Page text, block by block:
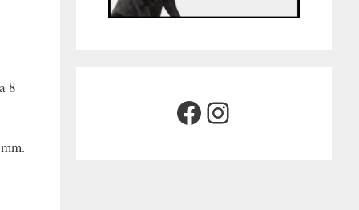
8
Facebook
Instagram